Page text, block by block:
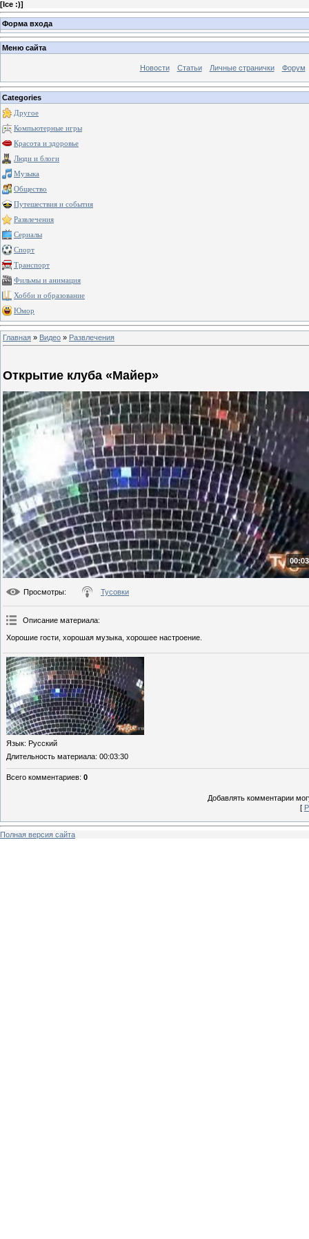
[Ice :)]
Форма входа
Меню сайта
Новости Статьи Личные странички Форум
Categories
Другое
Компьютерные игры
Красота и здоровье
Люди и блоги
Музыка
Общество
Путешествия и события
Развлечения
Сериалы
Спорт
Транспорт
Фильмы и анимация
Хобби и образование
Юмор
Главная » Видео » Развлечения
Открытие клуба «Майер»
Просмотры: Тусовки
Описание материала:
Хорошие гости, хорошая музыка, хорошее настроение.
Язык: Русский
Длительность материала: 00:03:30
Всего комментариев: 0
Добавлять комментарии
[
Полная версия сайта